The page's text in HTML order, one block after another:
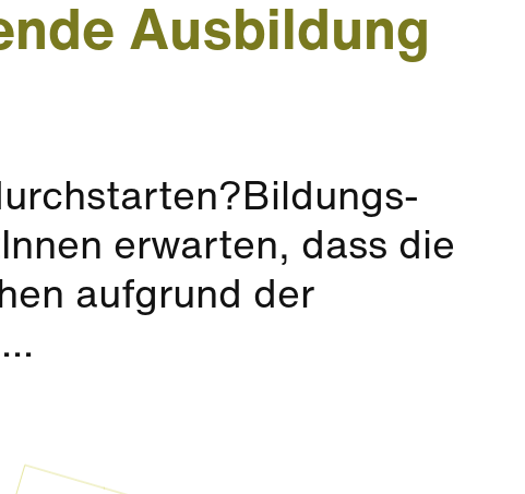
Ausbildung
erwarten, dass die
aufgrund der